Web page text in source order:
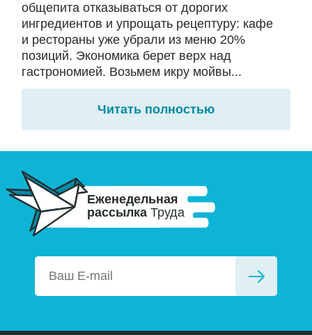
общепита отказываться от дорогих
ингредиентов и упрощать рецептуру: кафе
и рестораны уже убрали из меню 20%
позиций. Экономика берет верх над
гастрономией. Возьмем икру мойвы...
Читать полностью
Еженедельная
рассылка Труда